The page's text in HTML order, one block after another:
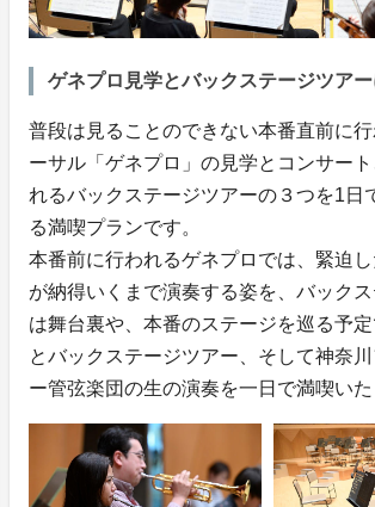
ゲネプロ見学とバックステージツア
普段は見ることのできない本番直前に
ーサル「ゲネプロ」の見学とコンサー
れるバックステージツアーの３つを1日
る満喫プランです。
本番前に行われるゲネプロでは、緊迫
が納得いくまで演奏する姿を、バック
は舞台裏や、本番のステージを巡る予
とバックステージツアー、そして神奈
ー管弦楽団の生の演奏を一日で満喫いた